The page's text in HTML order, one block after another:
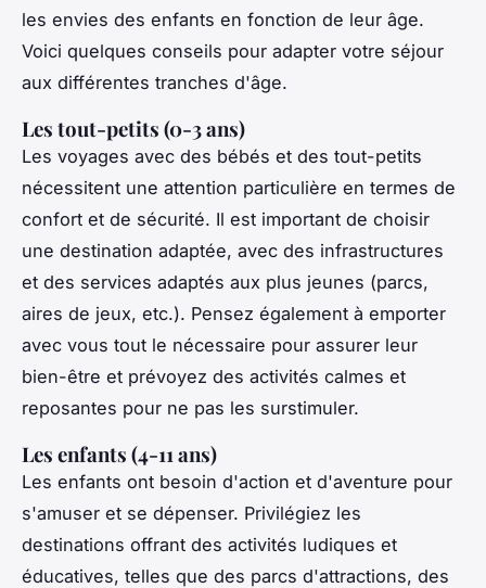
les envies des enfants en fonction de leur âge.
Voici quelques conseils pour adapter votre séjour
aux différentes tranches d'âge.
Les tout-petits (0-3 ans)
Les voyages avec des bébés et des tout-petits
nécessitent une attention particulière en termes de
confort et de sécurité. Il est important de choisir
une destination adaptée, avec des infrastructures
et des services adaptés aux plus jeunes (parcs,
aires de jeux, etc.). Pensez également à emporter
avec vous tout le nécessaire pour assurer leur
bien-être et prévoyez des activités calmes et
reposantes pour ne pas les surstimuler.
Les enfants (4-11 ans)
Les enfants ont besoin d'action et d'aventure pour
s'amuser et se dépenser. Privilégiez les
destinations offrant des activités ludiques et
éducatives, telles que des parcs d'attractions, des